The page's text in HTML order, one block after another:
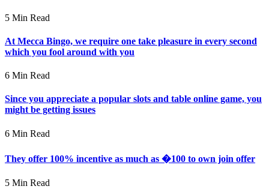
5 Min Read
At Mecca Bingo, we require one take pleasure in every second
which you fool around with you
6 Min Read
Since you appreciate a popular slots and table online game, you
might be getting issues
6 Min Read
They offer 100% incentive as much as �100 to own join offer
5 Min Read